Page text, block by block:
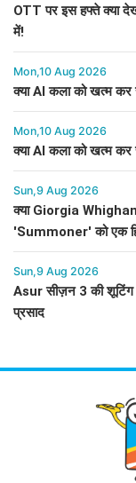
OTT पर इस हफ्ते क्या
में!
Mon,10 Aug 2026
क्या AI कला को खत्म कर
Mon,10 Aug 2026
क्या AI कला को खत्म कर
Sun,9 Aug 2026
क्या Giorgia
'Summoner' को एक
Sun,9 Aug 2026
Asur सीज़न 3 की शूटिंग
प्रसाद